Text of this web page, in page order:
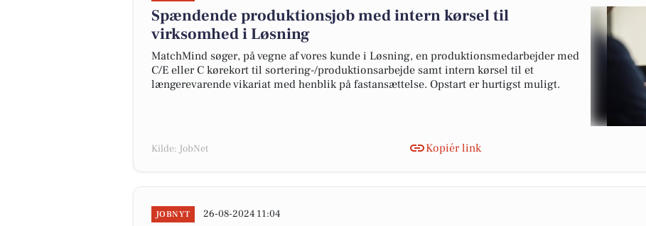
Spændende produktionsjob med intern kørsel til
virksomhed i Løsning
MatchMind søger, på vegne af vores kunde i Løsning, en produktionsmedarbejder med
C/E eller C kørekort til sortering-/produktionsarbejde samt intern kørsel til et
længerevarende vikariat med henblik på fastansættelse. Opstart er hurtigst muligt.
Kilde: JobNet Kopiér link
JOBNYT 26-08-2024 11:04